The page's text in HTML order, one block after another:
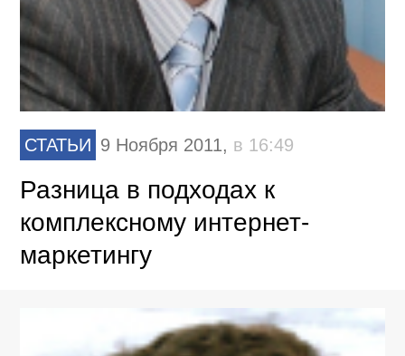
СТАТЬИ 9 Ноября 2011, в 16:49
Разница в подходах к
комплексному интернет-
маркетингу